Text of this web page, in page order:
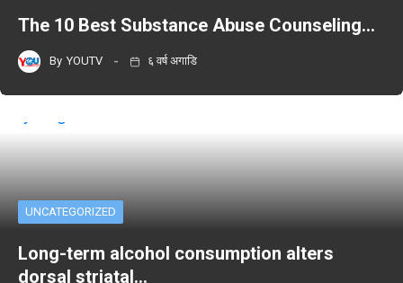
The 10 Best Substance Abuse Counseling…
By YOUTV ६ वर्ष अगाडि
UNCATEGORIZED
Long-term alcohol consumption alters
dorsal striatal…